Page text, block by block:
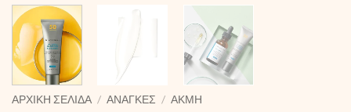
ΑΡΧΙΚΉ ΣΕΛΊΔΑ / ΑΝΆΓΚΕΣ / ΑΚΜΉ